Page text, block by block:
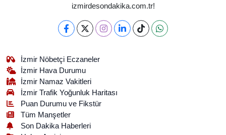
izmirdesondakika.com.tr!
İzmir Nöbetçi Eczaneler
İzmir Hava Durumu
İzmir Namaz Vakitleri
İzmir Trafik Yoğunluk Haritası
Puan Durumu ve Fikstür
Tüm Manşetler
Son Dakika Haberleri